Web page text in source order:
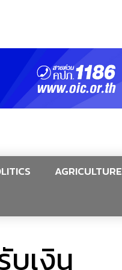
AGRICULTURE
เงิน